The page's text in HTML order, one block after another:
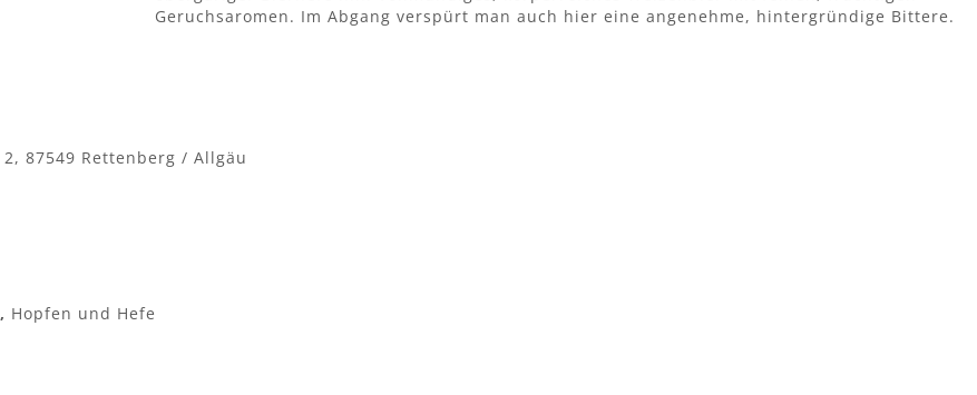
Geruchsaromen. Im Abgang verspürt man auch hier eine angenehme, hintergründige Bittere.
87549 Rettenberg / Allgäu
Hopfen und Hefe